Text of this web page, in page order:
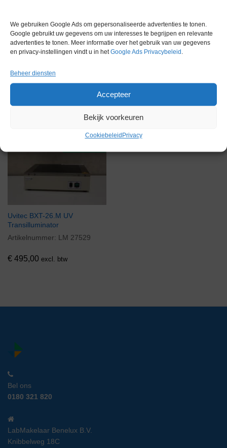
We gebruiken Google Ads om gepersonaliseerde advertenties te tonen.
Google gebruikt uw gegevens om uw interesses te begrijpen en relevante
advertenties te tonen. Meer informatie over het gebruik van uw gegevens
en privacy-instellingen vindt u in hetGoogle Ads Privacybeleid .
Beheer diensten
Accepteer
Bekijk voorkeuren
Cookiebeleid Privacy
Conditie Gebruikt in goede conditie
Gerelateerde producten
Uvitec BXT-26.M UV
Transilluminator
Artikelnummer: LM 27529
€ 495,00 excl. btw
Bel ons
0180 321 820
LabMakelaar Benelux B.V.
Knibbelweg 18C